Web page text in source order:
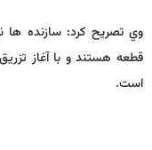
وي تصريح كرد:‌ سازنده ها
قطعه هستند و با آغاز
است.